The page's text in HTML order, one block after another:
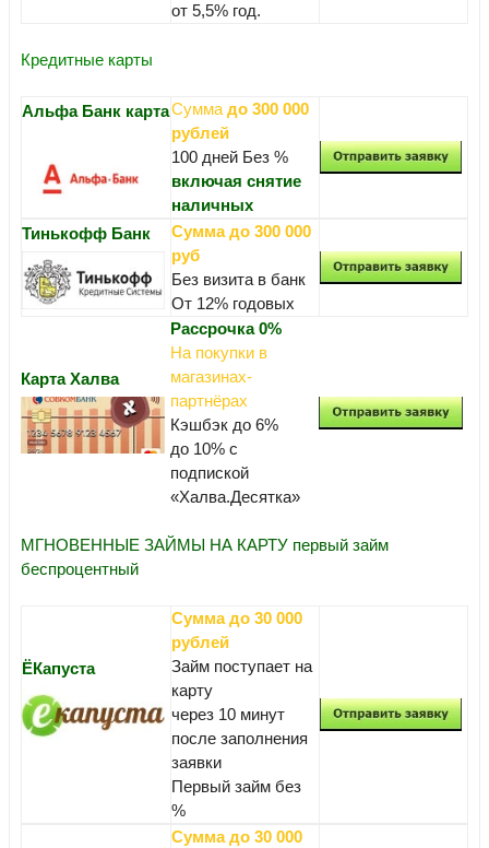
от 5,5% год.
Кредитные карты
Альфа Банк картаСумма до 300 000
рублей
100 дней Без %
включая снятие
наличных
Тинькофф Банк
Сумма до 300 000
руб
Без визита в банк
От 12% годовых
Карта Халва
Рассрочка 0%
На покупки в
магазинах-
партнёрах
Кэшбэк до 6%
до 10% с
подпиской
«Халва.Десятка»
МГНОВЕННЫЕ ЗАЙМЫ НА КАРТУ первый займ
беспроцентный
ЁКапуста
Сумма до 30 000
рублей
Займ поступает на
карту
через 10 минут
после заполнения
заявки
Первый займ без
%
Сумма до 30 000